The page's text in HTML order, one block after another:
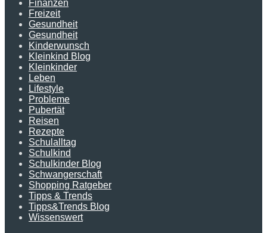
Finanzen
Freizeit
Gesundheit
Gesundheit
Kinderwunsch
Kleinkind Blog
Kleinkinder
Leben
Lifestyle
Probleme
Pubertät
Reisen
Rezepte
Schulalltag
Schulkind
Schulkinder Blog
Schwangerschaft
Shopping Ratgeber
Tipps & Trends
Tipps&Trends Blog
Wissenswert